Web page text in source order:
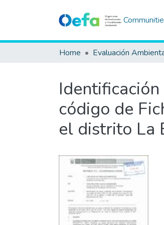
Home Evaluación
código de
el distrito La